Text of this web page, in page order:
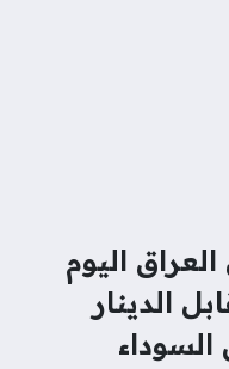
اليوم
15/6/2026 مقابل الدينار